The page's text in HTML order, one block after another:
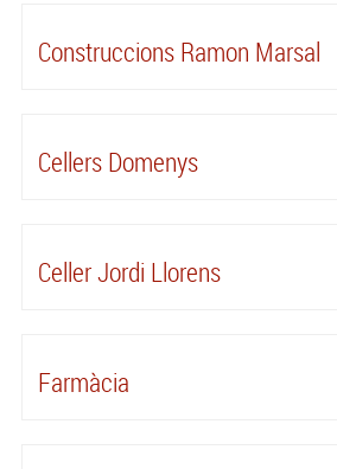
Construccions Ramon Marsal
Cellers Domenys
Celler Jordi Llorens
Farmàcia